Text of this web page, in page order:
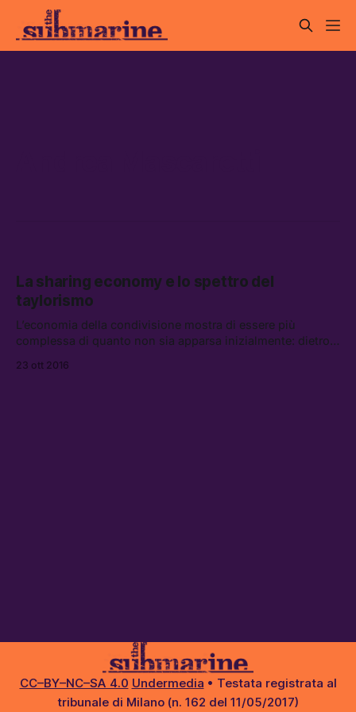
La sharing economy e lo spettro del
taylorismo
L’economia della condivisione mostra di essere più
complessa di quanto non sia apparsa inizialmente: dietro
consumatori, si celerebbero spesso modalità di
23 ott 2016
CC–BY–NC–SA 4.0 Undermedia • Testata registrata al
tribunale di Milano (n. 162 del 11/05/2017)